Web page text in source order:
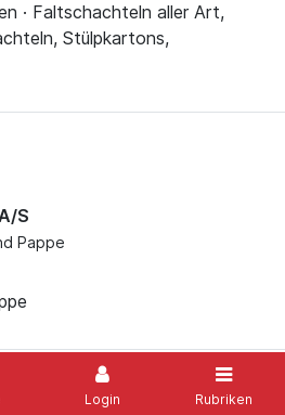
Login Rubriken
· Faltschachteln aller Art,
Stülpkartons,
S
Pappe